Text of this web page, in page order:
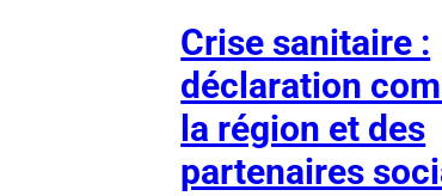
Crise sanitaire :
déclaration
la région et des
partenaires